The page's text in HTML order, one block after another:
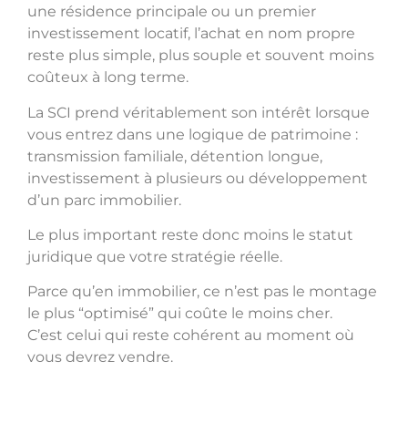
une résidence principale ou un premier
investissement locatif, l’achat en nom propre
reste plus simple, plus souple et souvent moins
coûteux à long terme.
La SCI prend véritablement son intérêt lorsque
vous entrez dans une logique de patrimoine :
transmission familiale, détention longue,
investissement à plusieurs ou développement
d’un parc immobilier.
Le plus important reste donc moins le statut
juridique que votre stratégie réelle.
Parce qu’en immobilier, ce n’est pas le montage
le plus “optimisé” qui coûte le moins cher.
C’est celui qui reste cohérent au moment où
vous devrez vendre.